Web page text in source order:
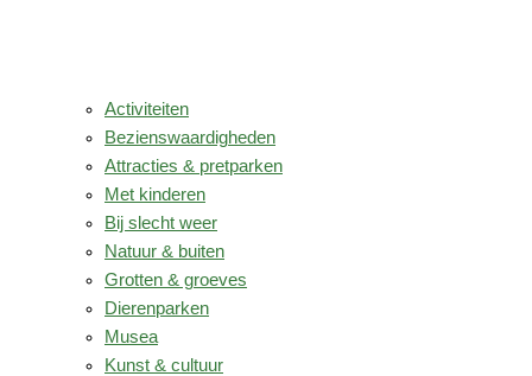
Activiteiten
Bezienswaardigheden
Attracties & pretparken
Met kinderen
Bij slecht weer
Natuur & buiten
Grotten & groeves
Dierenparken
Musea
Kunst & cultuur